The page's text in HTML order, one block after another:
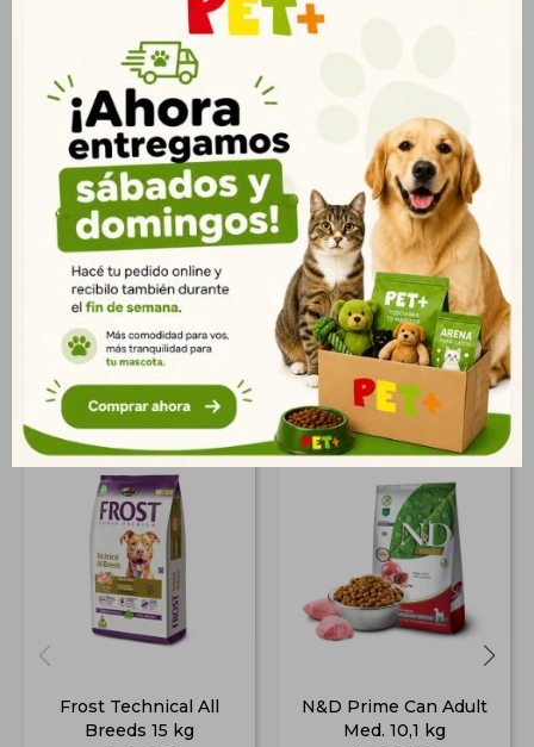
salud articular y la movilidad, ayudando a prevenir el desgaste
propio de razas grandes. Su fórmula incluye prebióticos y fibras
naturales que favorecen una digestión saludable y optimizan la
absorción de nutrientes esenciales. Además, contiene ácidos
grasos Omega 3 y 6 que contribuyen a la salud de la piel y a un
pelaje brillante. Ideal para perros adultos grandes que
necesitan una nutrición completa y adaptada para conservar
su vitalidad y bienestar general. Presentación: Bolsa de 10,1 kg.
Entrega rápida en Montevideo y todo Uruguay.
Productos que te pueden interesar
Frost Technical All
Breeds 15 kg
N&D Prime Can Adult
Med. 10,1 kg